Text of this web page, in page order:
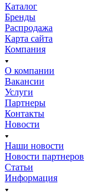
Каталог
Бренды
Распродажа
Карта сайта
Компания
О компании
Вакансии
Услуги
Партнеры
Контакты
Новости
Наши новости
Новости партнеров
Статьи
Информация